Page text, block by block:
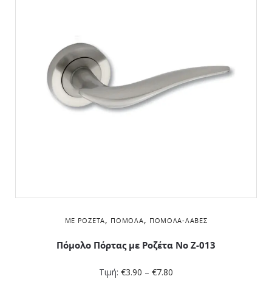
ΜΕ ΡΟΖΈΤΑ, ΠΌΜΟΛΑ, ΠΌΜΟΛΑ-ΛΑΒΈΣ
Πόμολο Πόρτας με Ροζέτα No Z-013
Τιμή: €3.90 – €7.80